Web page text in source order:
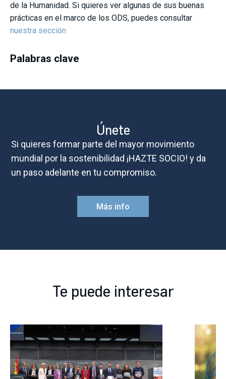
de la Humanidad. Si quieres ver algunas de sus buenas
prácticas en el marco de los ODS, puedes consultar
nuestra sección
Palabras clave
Únete
Si quieres formar parte del mayor movimiento
mundial por la sostenibilidad ¡HAZTE SOCIO! y da
un paso adelante en tu compromiso.
Más info
Te puede interesar